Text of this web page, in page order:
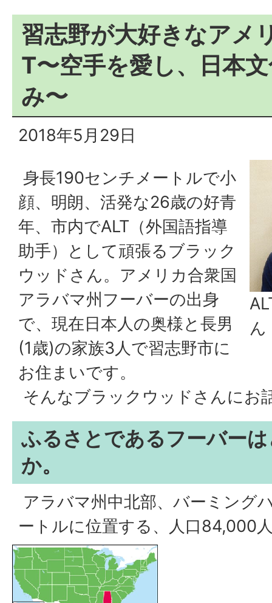
習志野が大好きなアメ
T〜空手を愛し、日本
み〜
2018年5月29日
ん
身長190センチメートルで小
顔、明朗、活発な26歳の好青
年、市内でALT（外国語指導
助手）として頑張るブラック
ウッドさん。アメリカ合衆国
アラバマ州フーバーの出身
で、現在日本人の奥様と長男
(1歳)の家族3人で習志野市に
お住まいです。
そんなブラックウッドさんにお
ふるさとであるフーバー
か。
アラバマ州中北部、バーミング
ートルに位置する、人口84,000